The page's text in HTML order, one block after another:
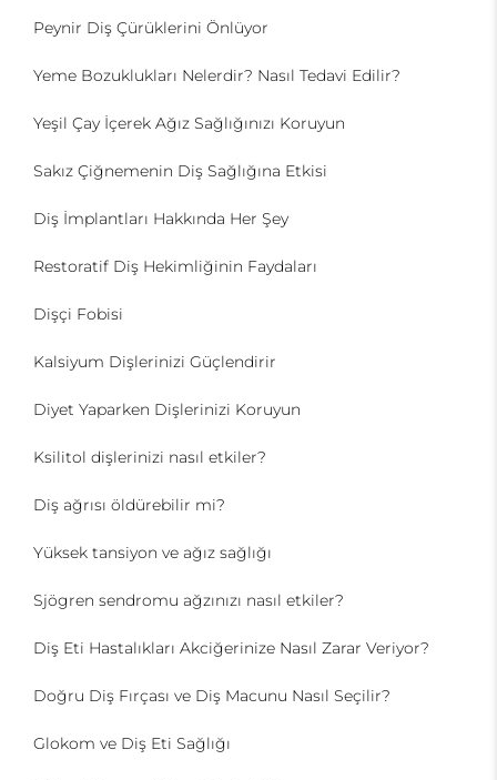
Peynir Diş Çürüklerini Önlüyor
Yeme Bozuklukları Nelerdir? Nasıl Tedavi Edilir?
Yeşil Çay İçerek Ağız Sağlığınızı Koruyun
Sakız Çiğnemenin Diş Sağlığına Etkisi
Diş İmplantları Hakkında Her Şey
Restoratif Diş Hekimliğinin Faydaları
Dişçi Fobisi
Kalsiyum Dişlerinizi Güçlendirir
Diyet Yaparken Dişlerinizi Koruyun
Ksilitol dişlerinizi nasıl etkiler?
Diş ağrısı öldürebilir mi?
Yüksek tansiyon ve ağız sağlığı
Sjögren sendromu ağzınızı nasıl etkiler?
Diş Eti Hastalıkları Akciğerinize Nasıl Zarar Veriyor?
Doğru Diş Fırçası ve Diş Macunu Nasıl Seçilir?
Glokom ve Diş Eti Sağlığı